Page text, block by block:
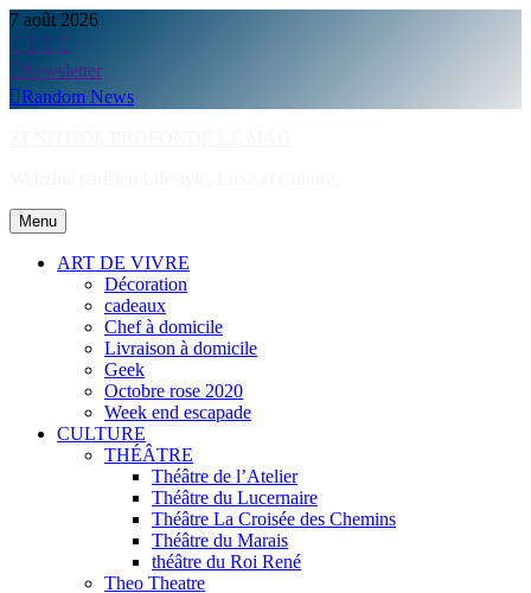
Skip
to
content
7 août 2026
Newsletter
Random News
Menu
ART DE VIVRE
Décoration
cadeaux
Chef à domicile
Livraison à domicile
Geek
Octobre rose 2020
Week end escapade
CULTURE
THÉÂTRE
Théâtre de l’Atelier
Théâtre du Lucernaire
Théâtre La Croisée des Chemins
Théâtre du Marais
théâtre du Roi René
Theo Theatre